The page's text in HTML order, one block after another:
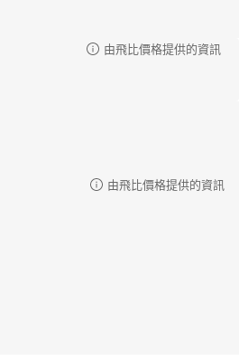
由飛比價格提供的資訊
由飛比價格提供的資訊